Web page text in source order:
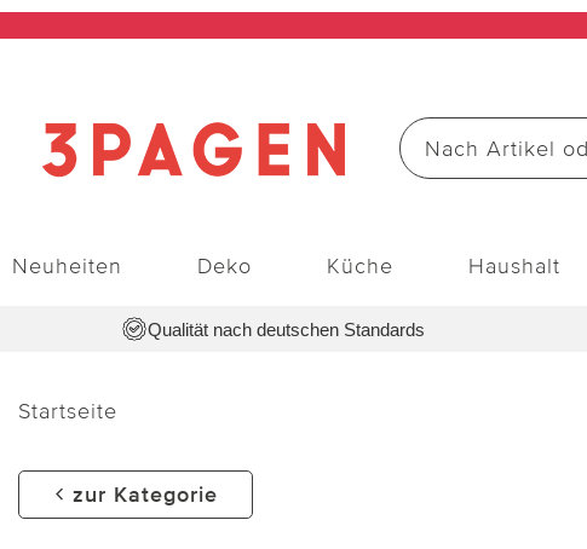
Neuheiten Deko Küche Haushalt
Qualität nach deutschen Standards
Startseite
zur Kategorie